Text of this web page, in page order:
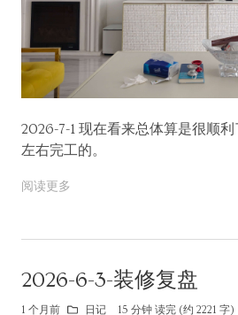
2026-7-1 现在看来总体算是很顺利
左右完工的。
阅读更多
2026-6-3-装修复盘
1 个月前 日记 15 分钟 读完 (约 2221 字)